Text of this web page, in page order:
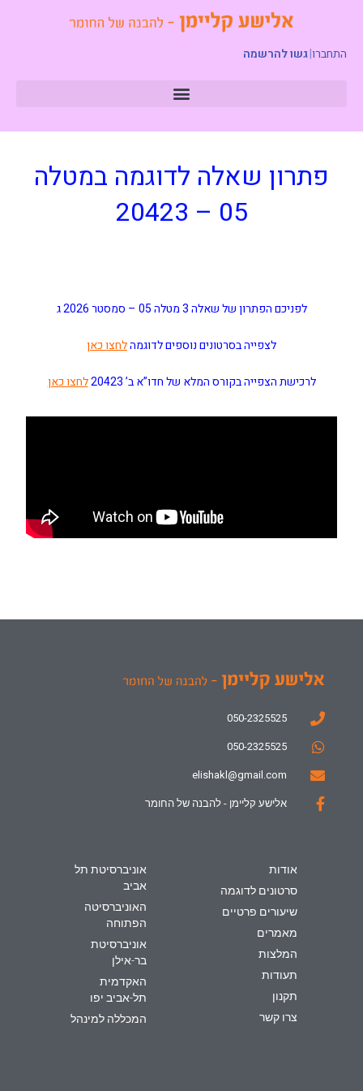
התחברו|גשו להרשמה
פתרון שאלה לדוגמה במטלה
05 – 20423
לפניכם הפתרון של שאלה 3 מטלה 05 – סמסטר 2026 ג
לצפייה בסרטונים נוספים לדוגמהלחצו כאן
לרכישת הצפייה בקורס המלא של חדו”א ב’ 20423 לחצו כאן
050-2325525
050-2325525
elishakl@gmail.com
אלישע קליימן - להבנה של החומר
אודות
סרטונים לדוגמה
שיעורים פרטיים
מאמרים
המלצות
תעודות
תקנון
צרו קשר
אוניברסיטת תל
אביב
האוניברסיטה
הפתוחה
אוניברסיטת
בר-אילן
האקדמית
תל-אביב יפו
המכללה למינהל